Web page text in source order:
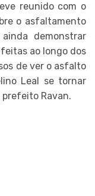
reunido com o
o asfaltamento
demonstrar
ao longo dos
de ver o asfalto
Leal se tornar
Ravan.